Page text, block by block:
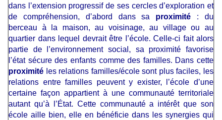
dans l’extension progressif de ses cercles d’exploration et
de compréhension, d’abord dans sa proximité : du
berceau à la maison, au voisinage, au village ou au
quartier dans lequel devrait être l’école. Celle-ci fait alors
partie de l’environnement social, sa proximité favorise
l’état sécure des enfants comme des familles. Dans cette
proximité les relations familles/école sont plus faciles, les
relations entre familles peuvent y exister, l’école d’une
certaine façon appartient à une communauté territoriale
autant qu’à l’État. Cette communauté a intérêt que son
école aille bien, elle en bénéficie dans les synergies qui